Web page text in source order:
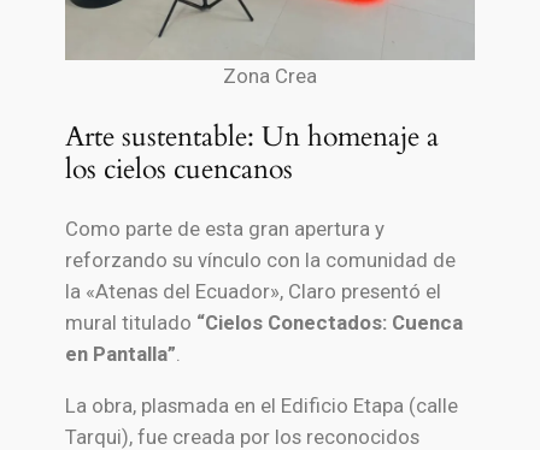
Zona Crea
Arte sustentable: Un homenaje a
los cielos cuencanos
Como parte de esta gran apertura y
reforzando su vínculo con la comunidad de
la «Atenas del Ecuador», Claro presentó el
mural titulado “Cielos Conectados: Cuenca
en Pantalla”
La obra, plasmada en el Edificio Etapa (calle
Tarqui), fue creada por los reconocidos